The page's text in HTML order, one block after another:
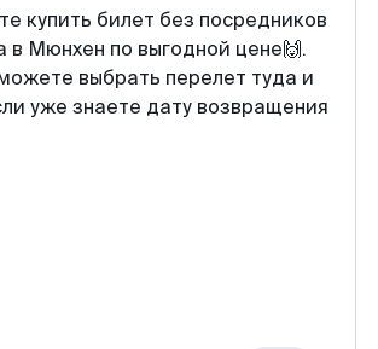
купить билет без посредников
в Мюнхен по выгодной цене🙌.
выбрать перелет туда и
уже знаете дату возвращения